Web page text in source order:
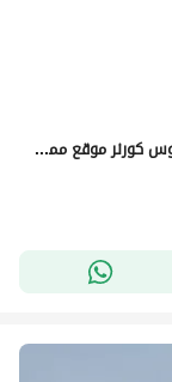
للبيع فى أميز مرحله بكومبوند بتر فلاى فيلا تاون هاوس كورنر موقع مميز على محور الامل بجوار سراى لافيستا سيتى جرين سكوير دقايق من مدينتى و التجمع الخامس